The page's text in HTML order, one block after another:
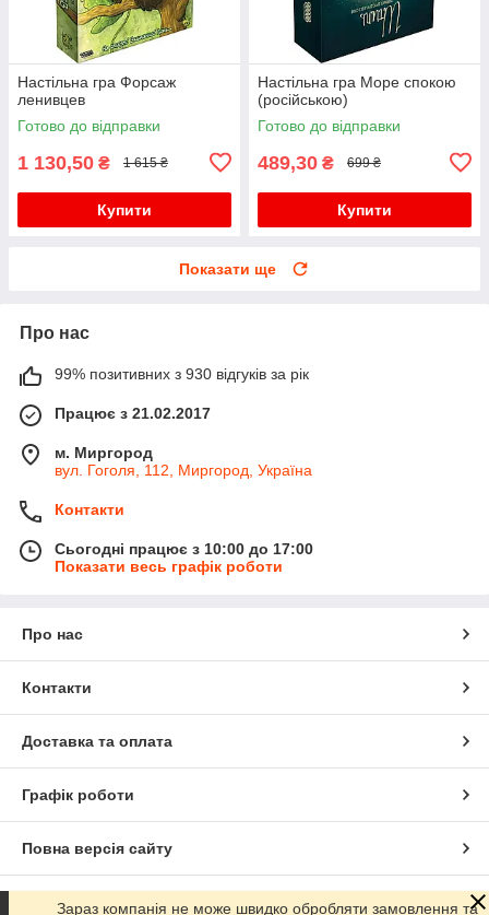
Настільна гра Форсаж
ленивцев
Готово до відправки
1 130,50 ₴ 1 615 ₴
Купити
Настільна гра Море спокою
(російською)
Готово до відправки
489,30 ₴ 699 ₴
Купити
Показати ще
Про нас
99% позитивних з 930 відгуків за рік
Працює з 21.02.2017
м. Миргород
вул. Гоголя, 112, Миргород, Україна
Контакти
Сьогодні працює з 10:00 до 17:00
Показати весь графік роботи
Про нас
Контакти
Доставка та оплата
Графік роботи
Повна версія сайту
Сайт створено на маркетплейсі Prom.ua
Зараз компанія не може швидко обробляти замовлення та